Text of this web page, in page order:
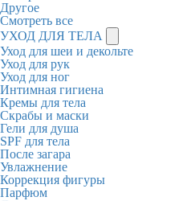
Другое
Смотреть все
УХОД ДЛЯ ТЕЛА
Уход для шеи и декольте
Уход для рук
Уход для ног
Интимная гигиена
Кремы для тела
Скрабы и маски
Гели для душа
SPF для тела
После загара
Увлажнение
Коррекция фигуры
Парфюм